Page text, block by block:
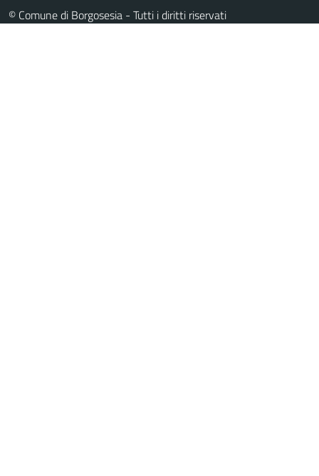
© Comune di Borgosesia - Tutti i diritti riservati